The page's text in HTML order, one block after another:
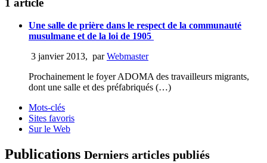
Une salle de prière dans le respect de la communauté
musulmane et de la loi de 1905
3 janvier 2013, parWebmaster
Prochainement le foyer ADOMA des travailleurs migrants,
dont une salle et des préfabriqués (…)
Mots-clés
Sites favoris
Sur le Web
Publications Derniers articles publiés